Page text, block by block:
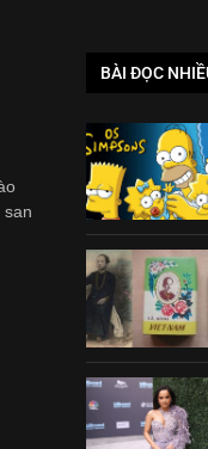
san
BÀI ĐỌC